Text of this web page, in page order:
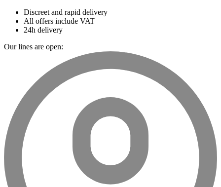
Discreet and rapid delivery
All offers include VAT
24h delivery
Our lines are open: